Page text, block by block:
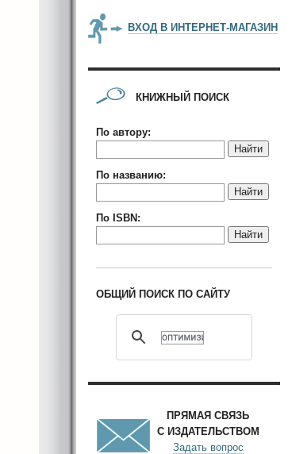
ВХОД В ИНТЕРНЕТ-МАГАЗИН
КНИЖНЫЙ ПОИСК
По автору:
Найти
По названию:
Найти
По ISBN:
Найти
ОБЩИЙ ПОИСК ПО САЙТУ
ПРЯМАЯ СВЯЗЬ
С ИЗДАТЕЛЬСТВОМ
Задать вопрос